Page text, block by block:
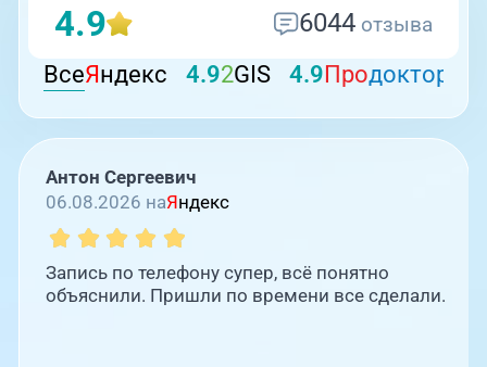
21:00-08:00
08:00-21:00
4.9 6044 отзыва
ВсеЯндекс 4.92GIS 4.9Продокторов
Антон Сергеевич
06.08.2026 наЯндекс
Запись по телефону супер, всё понятно
объяснили. Пришли по времени все сделали.